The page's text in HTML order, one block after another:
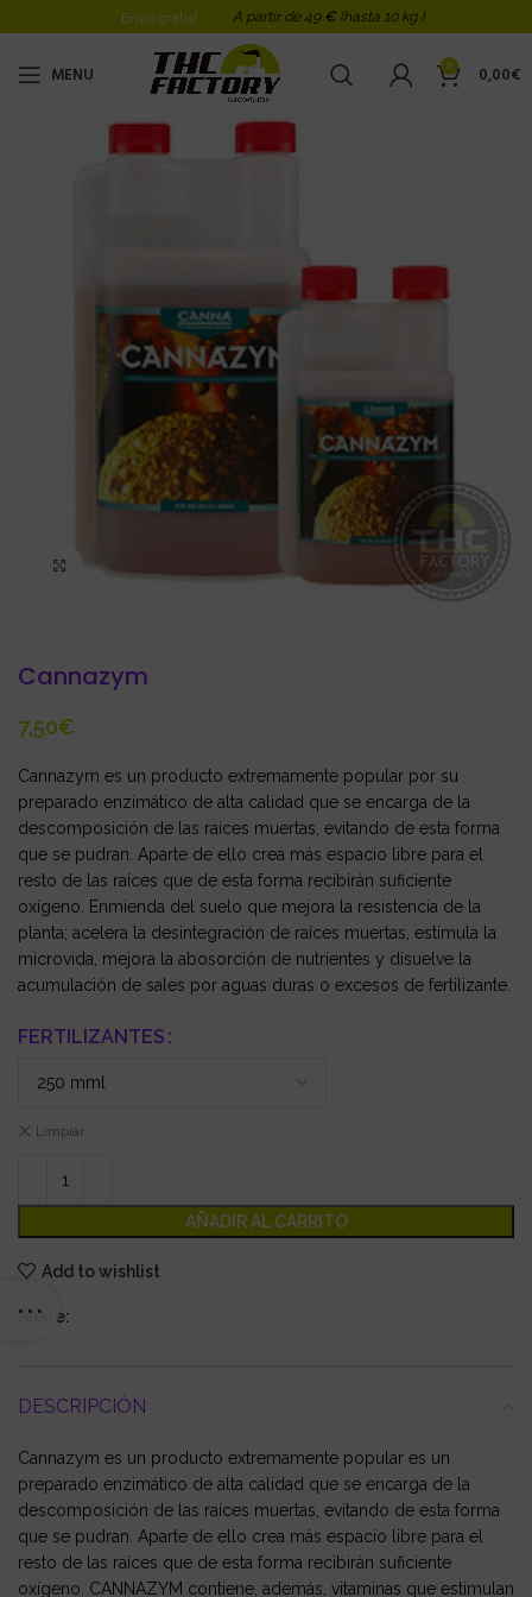
Envio gratis! A partir de 49 € (hasta 10 kg )
MENU 0 0,00€
Click to enlarge
Cannazym
€
Cannazym es un producto extremamente popular por su
preparado enzimático de alta calidad que se encarga de la
descomposición de las raíces muertas, evitando de esta forma
que se pudran. Aparte de ello crea más espacio libre para el
resto de las raíces que de esta forma recibirán suficiente
oxígeno. Enmienda del suelo que mejora la resistencia de la
planta; acelera la desintegración de raíces muertas, estimula la
microvida, mejora la abosorción de nutrientes y disuelve la
acumulación de sales por aguas duras o excesos de fertilizante.
FERTILIZANTES
Limpiar
AÑADIR AL CARRITO
Add to wishlist
Share:
DESCRIPCIÓN
Cannazym es un producto extremamente popular es un
preparado enzimático de alta calidad que se encarga de la
descomposición de las raíces muertas, evitando de esta forma
que se pudran. Aparte de ello crea más espacio libre para el
resto de las raíces que de esta forma recibirán suficiente
oxígeno. CANNAZYM contiene, además, vitaminas que estimulan